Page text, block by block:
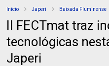
Início Japeri Baixada Fluminense
II FECTmat traz
tecnológicas
Japeri